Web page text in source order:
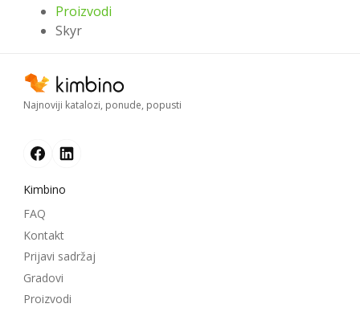
Proizvodi
Skyr
Najnoviji katalozi, ponude, popusti
Kimbino
FAQ
Kontakt
Prijavi sadržaj
Gradovi
Proizvodi